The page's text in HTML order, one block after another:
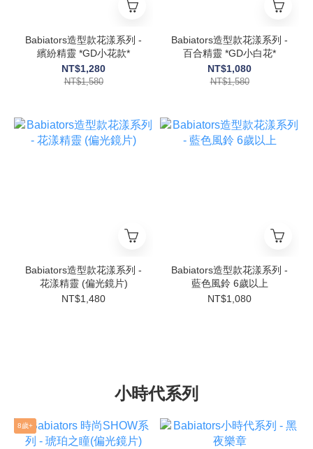
Babiators造型款花漾系列 -
繽紛精靈 *GD小花款*
NT$1,280
NT$1,580
Babiators造型款花漾系列 -
百合精靈 *GD小白花*
NT$1,080
NT$1,580
Babiators造型款花漾系列 -
花漾精靈 (偏光鏡片)
NT$1,480
Babiators造型款花漾系列 -
藍色風鈴 6歲以上
NT$1,080
小時代系列
8歲+